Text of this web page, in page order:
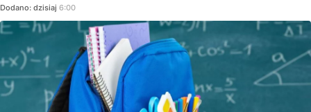
Dodano: dzisiaj 6:00